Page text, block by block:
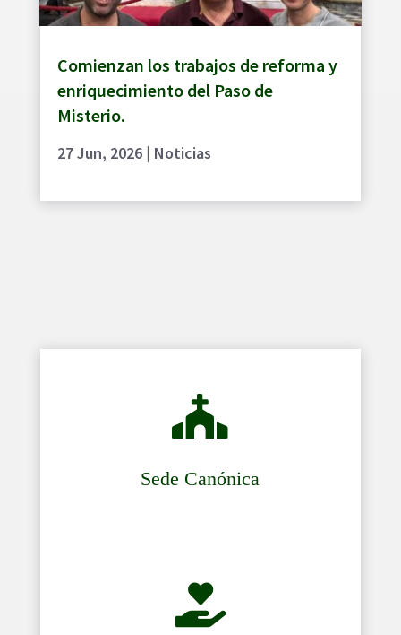
Comienzan los trabajos de reforma y
enriquecimiento del Paso de
Misterio.
27 Jun, 2026| Noticias

Sede Canónica
